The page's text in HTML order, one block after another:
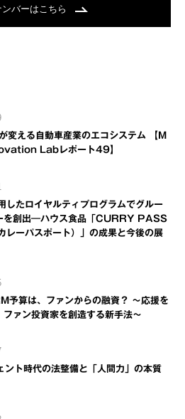
バーはこちら
変える自動車産業のエコシステム 【M
Labレポート49】
したロイヤルティプログラムでグルー
を創出―ハウス食品「CURRY PASS
レーパスポート）」の成果と今後の展
予算は、ファンからの融資？ ～応援を
ファン投資家を創造する新手法～
ント時代の法整備と「人間力」の本質